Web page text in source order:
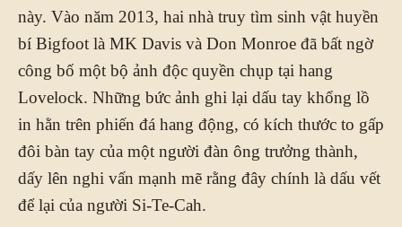
này. Vào năm 2013, hai nhà truy tìm sinh vật huyền
bí Bigfoot là MK Davis và Don Monroe đã bất ngờ
công bố một bộ ảnh độc quyền chụp tại hang
Lovelock. Những bức ảnh ghi lại dấu tay khổng lồ
in hằn trên phiến đá hang động, có kích thước to gấp
đôi bàn tay của một người đàn ông trưởng thành,
dấy lên nghi vấn mạnh mẽ rằng đây chính là dấu vết
để lại của người Si-Te-Cah.